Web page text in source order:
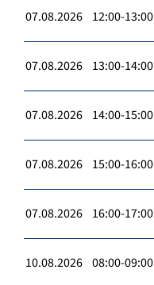
07.08.2026 12:00-13:00
07.08.2026 13:00-14:00
07.08.2026 14:00-15:00
07.08.2026 15:00-16:00
07.08.2026 16:00-17:00
10.08.2026 08:00-09:00